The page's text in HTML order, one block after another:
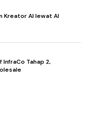
Kreator AI lewat AI
InfraCo Tahap 2,